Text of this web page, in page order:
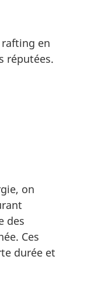
en
réputées.
on
des
Ces
durée et